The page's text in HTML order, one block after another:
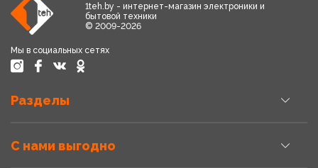
1teh.by - интернет-магазин электроники и
бытовой техники
© 2009-2026
Мы в социальных сетях
Разделы
С нами выгодно